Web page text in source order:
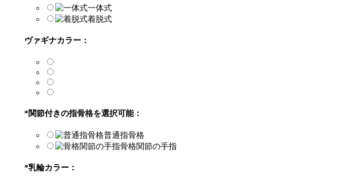
一体式
着脱式
ヴァギナカラー：
*関節付きの指骨格を選択可能：
普通指骨格
骨格関節の手指
*乳輪カラー：